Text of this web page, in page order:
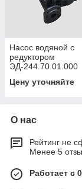
Насос водяной с
редуктором
ЭД-244.70.01.000
Цену уточняйте
О нас
Рейтинг не
Менее 5
Работает с